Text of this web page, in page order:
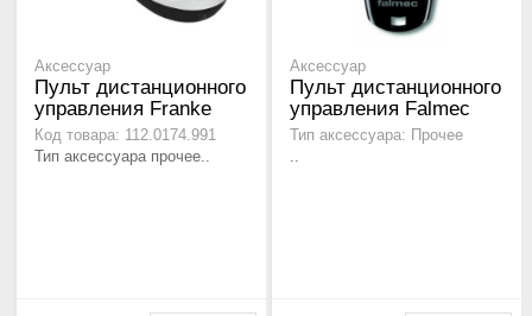
Аксессуар
Пульт дистанционного
управления Franke
Код товара: 112.0174.991
Тип аксессуара прочее..
Аксессуар
Пульт дистанционного
управления Falmec
Тип аксессуара: Прочее